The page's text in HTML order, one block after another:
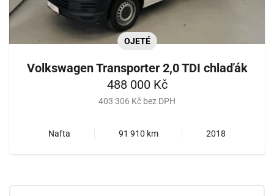
OJETÉ
Volkswagen Transporter 2,0 TDI chlaďák
488 000 Kč
403 306 Kč bez DPH
Nafta 91 910 km 2018